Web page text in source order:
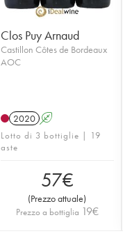
Clos Puy Arnaud
Castillon Côtes de Bordeaux
AOC
2020 A
Lotto di 3 bottiglie | 19
aste
57€
(Prezzo attuale)
Prezzo a bottiglia 19€